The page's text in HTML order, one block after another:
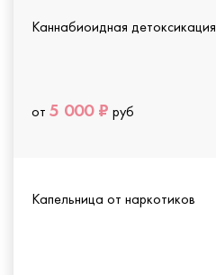
Каннабиоидная детоксикация
от 5 000 ₽ руб
Капельница от наркотиков